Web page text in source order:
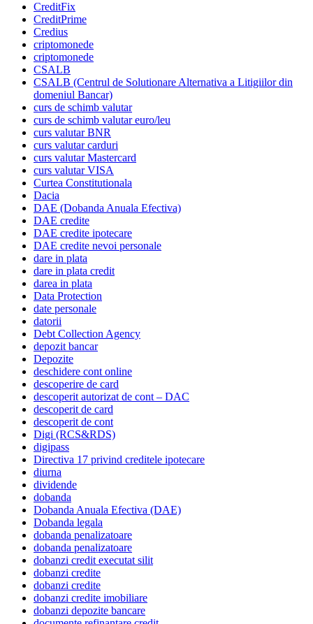
CreditFix
CreditPrime
Credius
criptomonede
criptomonede
CSALB
CSALB (Centrul de Solutionare Alternativa a Litigiilor din
domeniul Bancar)
curs de schimb valutar
curs de schimb valutar euro/leu
curs valutar BNR
curs valutar carduri
curs valutar Mastercard
curs valutar VISA
Curtea Constitutionala
Dacia
DAE (Dobanda Anuala Efectiva)
DAE credite
DAE credite ipotecare
DAE credite nevoi personale
dare in plata
dare in plata credit
darea in plata
Data Protection
date personale
datorii
Debt Collection Agency
depozit bancar
Depozite
deschidere cont online
descoperire de card
descoperit autorizat de cont – DAC
descoperit de card
descoperit de cont
Digi (RCS&RDS)
digipass
Directiva 17 privind creditele ipotecare
diurna
dividende
dobanda
Dobanda Anuala Efectiva (DAE)
Dobanda legala
dobanda penalizatoare
dobanda penalizatoare
dobanzi credit executat silit
dobanzi credite
dobanzi credite
dobanzi credite imobiliare
dobanzi depozite bancare